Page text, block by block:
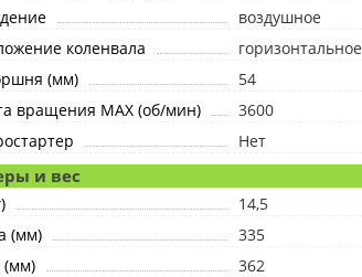
воздушное
коленвала
горизонтальное
(мм)
54
вращения MAX (об/мин)
3600
Нет
и вес
14,5
(мм)
335
(мм)
362